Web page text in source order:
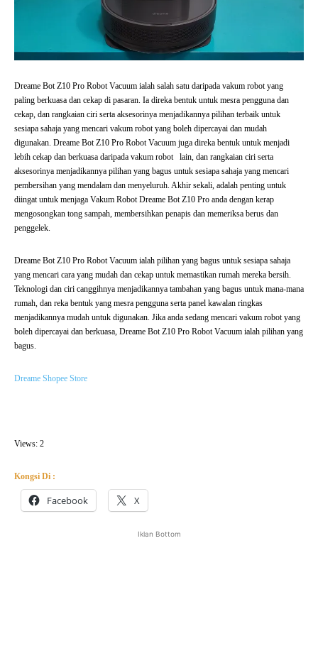
Dreame Bot Z10 Pro Robot Vacuum ialah salah satu daripada vakum robot yang
paling berkuasa dan cekap di pasaran. Ia direka bentuk untuk mesra pengguna dan
cekap, dan rangkaian ciri serta aksesorinya menjadikannya pilihan terbaik untuk
sesiapa sahaja yang mencari vakum robot yang boleh dipercayai dan mudah
digunakan. Dreame Bot Z10 Pro Robot Vacuum juga direka bentuk untuk menjadi
lebih cekap dan berkuasa daripada vakum robot lain, dan rangkaian ciri serta
aksesorinya menjadikannya pilihan yang bagus untuk sesiapa sahaja yang mencari
pembersihan yang mendalam dan menyeluruh. Akhir sekali, adalah penting untuk
diingat untuk menjaga Vakum Robot Dreame Bot Z10 Pro anda dengan kerap
mengosongkan tong sampah, membersihkan penapis dan memeriksa berus dan
penggelek.
Dreame Bot Z10 Pro Robot Vacuum ialah pilihan yang bagus untuk sesiapa sahaja
yang mencari cara yang mudah dan cekap untuk memastikan rumah mereka bersih.
Teknologi dan ciri canggihnya menjadikannya tambahan yang bagus untuk mana-mana
rumah, dan reka bentuk yang mesra pengguna serta panel kawalan ringkas
menjadikannya mudah untuk digunakan. Jika anda sedang mencari vakum robot yang
boleh dipercayai dan berkuasa, Dreame Bot Z10 Pro Robot Vacuum ialah pilihan yang
bagus.
Dreame Shopee Store
Views: 2
Kongsi Di :
Facebook X
Iklan Bottom